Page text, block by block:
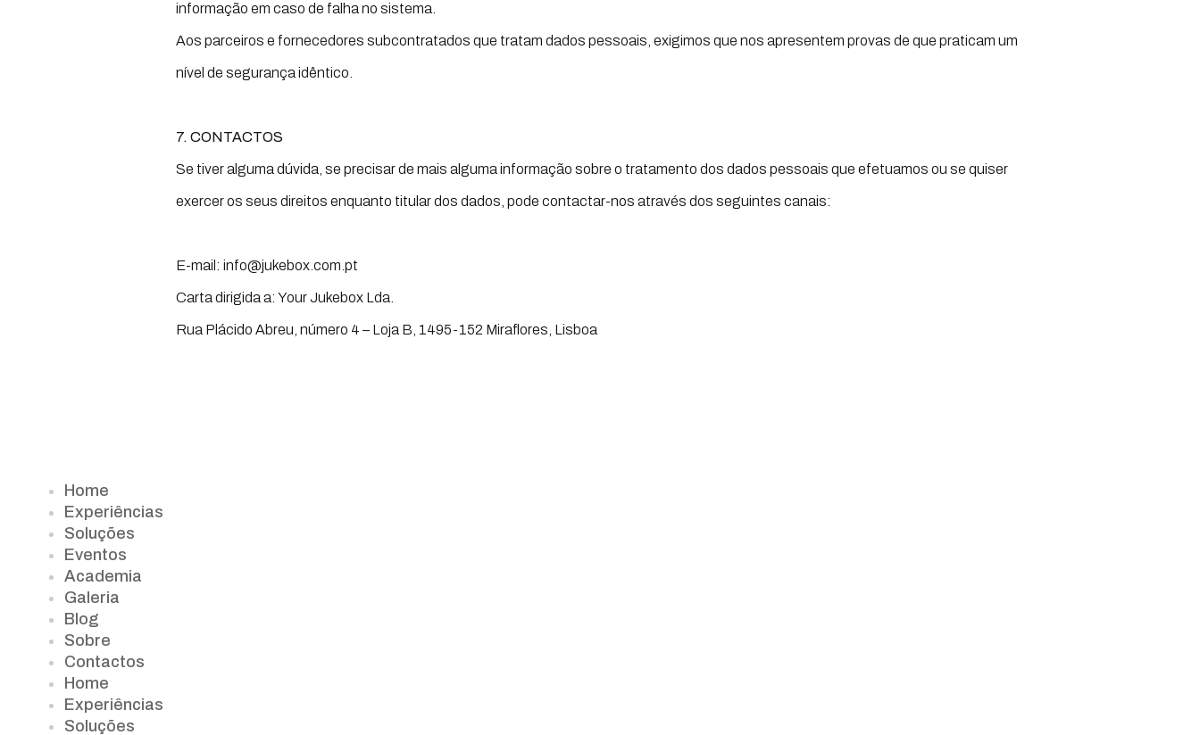
informação em caso de falha no sistema.
Aos parceiros e fornecedores subcontratados que tratam dados pessoais, exigimos que nos apresentem provas de que praticam um
nível de segurança idêntico.
7. CONTACTOS
Se tiver alguma dúvida, se precisar de mais alguma informação sobre o tratamento dos dados pessoais que efetuamos ou se quiser
exercer os seus direitos enquanto titular dos dados, pode contactar-nos através dos seguintes canais:
E-mail: info@jukebox.com.pt
Carta dirigida a: Your Jukebox Lda.
Rua Plácido Abreu, número 4 – Loja B, 1495-152 Miraflores, Lisboa
Home
Experiências
Soluções
Eventos
Academia
Galeria
Blog
Sobre
Contactos
Home
Experiências
Soluções